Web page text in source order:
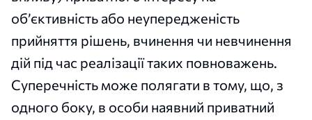
об’єктивність або неупередженість
прийняття рішень, вчинення чи невчинення
дій під час реалізації таких повноважень.
Суперечність може полягати в тому, що, з
одного боку, в особи наявний приватний